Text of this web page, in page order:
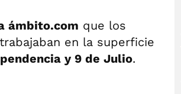
ámbito.com que los
en la superficie
y 9 de Julio.